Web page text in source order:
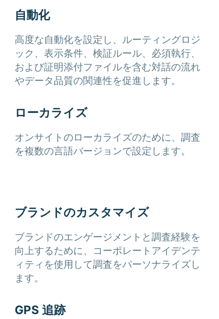
自動化
高度な自動化を設定し、ルーティングロジ
ック、表示条件、検証ルール、必須執行、
および証明添付ファイルを含む対話の流れ
やデータ品質の関連性を促進します。
ローカライズ
オンサイトのローカライズのために、調査
を複数の言語バージョンで設定します。
ブランドのカスタマイズ
ブランドのエンゲージメントと調査経験を
向上するために、コーポレートアイデンテ
ィティを使用して調査をパーソナライズし
ます。
GPS 追跡